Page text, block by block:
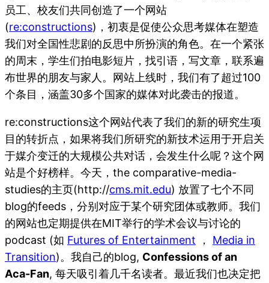
员工、校友们共同创造了一个网站
(re:constructions)，初衷是促使公众思考媒体在塑造
我们对全国性悲剧的反思中所扮演的角色。在一个紧张
的周末，学生们拍电影短片，找引语，写文章，联系遍
布世界的朋友与家人。网站上线时，我们有了超过100
个条目，涵盖30多个国家的媒体对此袭击的报道。
re:constructions这个网站代表了我们的新的研究生项
目的转折点，如果将我们所研究的新技术运用于开启关
于媒介变迁的大规模公共对话，会发生什么呢？这个网
站是个好榜样。今天，the comparative-media-
studies的主页(http://cms.mit.edu) 放置了七个不同
blog的feeds，分别对应于某个研究团体或教师。我们
的网站也定期提供在MIT举行的学术会议与讨论的
podcast (如 Futures of Entertainment ， Media in
Transition)。我自己的blog, Confessions of an
Aca-Fan, 每天吸引着几千名读者。最近我们也决定把